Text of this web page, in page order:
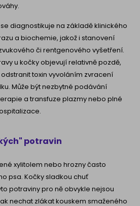
diagnostikuje na základě klinického
a biochemie, jakož i stanovení
či rentgenového vyšetření.
u kočky objevují relativně pozdě,
toxin vyvoláním zvracení
Může být nezbytné podávání
a transfuze plazmy nebo plné
potravin
xylitolem nebo hrozny často
psa. Kočky sladkou chuť
potraviny pro ně obvykle nejsou
nechat zlákat kouskem smaženého